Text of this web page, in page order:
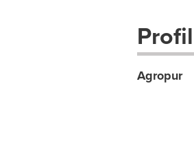
Agropur